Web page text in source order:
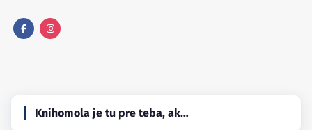
Knihomola je tu pre teba, ak…